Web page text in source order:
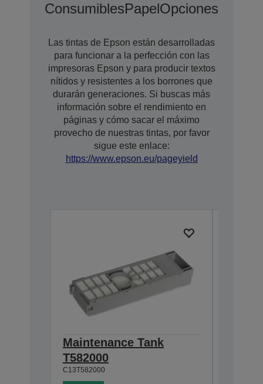
ConsumiblesPapelOpciones
Las tintas de Epson están desarrolladas
para funcionar a la perfección con las
impresoras Epson y para producir textos
nítidos y resistentes a los borrones que
durarán generaciones. Si buscas más
información sobre el rendimiento en
páginas y cómo sacar el máximo
provecho de nuestras tintas, por favor
sigue este enlace:
https://www.epson.eu/pageyield
Maintenance Tank
T582000
C13T582000